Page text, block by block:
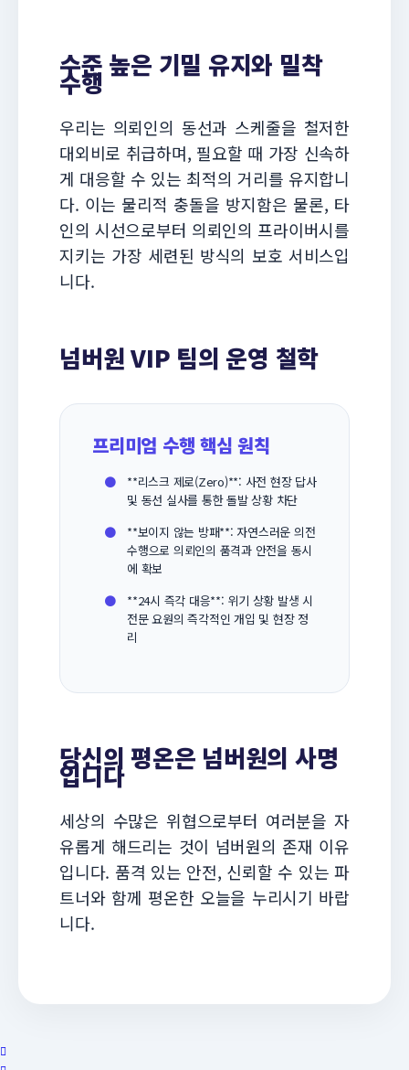
수준 높은 기밀 유지와 밀착
수행
우리는 의뢰인의 동선과 스케줄을 철저한
대외비로 취급하며, 필요할 때 가장 신속하
게 대응할 수 있는 최적의 거리를 유지합니
다. 이는 물리적 충돌을 방지함은 물론, 타
인의 시선으로부터 의뢰인의 프라이버시를
지키는 가장 세련된 방식의 보호 서비스입
니다.
넘버원 VIP 팀의 운영 철학
프리미엄 수행 핵심 원칙
●
**리스크 제로(Zero)**: 사전 현장 답사
및 동선 실사를 통한 돌발 상황 차단
●
**보이지 않는 방패**: 자연스러운 의전
수행으로 의뢰인의 품격과 안전을 동시
에 확보
●
**24시 즉각 대응**: 위기 상황 발생 시
전문 요원의 즉각적인 개입 및 현장 정
리
당신의 평온은 넘버원의 사명
입니다
세상의 수많은 위협으로부터 여러분을 자
유롭게 해드리는 것이 넘버원의 존재 이유
입니다. 품격 있는 안전, 신뢰할 수 있는 파
트너와 함께 평온한 오늘을 누리시기 바랍
니다.